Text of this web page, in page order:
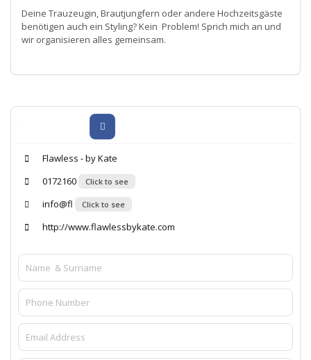
Deine Trauzeugin, Brautjungfern oder andere Hochzeitsgäste
benötigen auch ein Styling? Kein Problem! Sprich mich an und
wir organisieren alles gemeinsam.
Flawless - by Kate
0172160
Click to see
info@fl Click to see
http://www.flawlessbykate.com